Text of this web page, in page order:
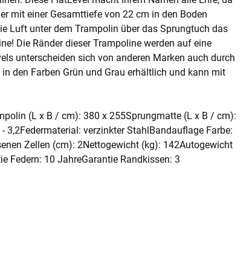
mit einer Gesamttiefe von 22 cm in den Boden
Luft unter dem Trampolin über das Sprungtuch das
Die Ränder dieser Trampoline werden auf eine
unterscheiden sich von anderen Marken auch durch
den Farben Grün und Grau erhältlich und kann mit
(L x B / cm): 380 x 255Sprungmatte (L x B / cm):
verzinkter StahlBandauflage Farbe:
Zellen (cm): 2Nettogewicht (kg): 142Autogewicht
Federn: 10 JahreGarantie Randkissen: 3